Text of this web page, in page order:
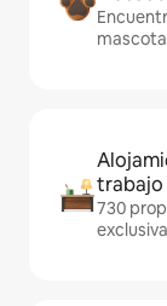
trabajo
730
exclusiva